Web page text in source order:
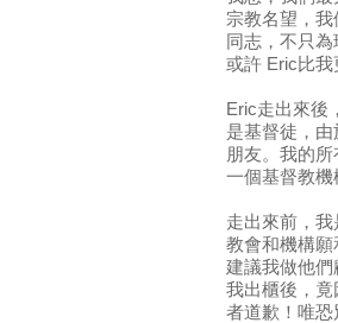
宗教名望，
同志，不只
或許 Eric比
Eric走出來後
是基督徒，
朋友。我的
一個基督教
走出來前，
教會和機構
建議我做他
我出櫃後，
者道歉！唯恐